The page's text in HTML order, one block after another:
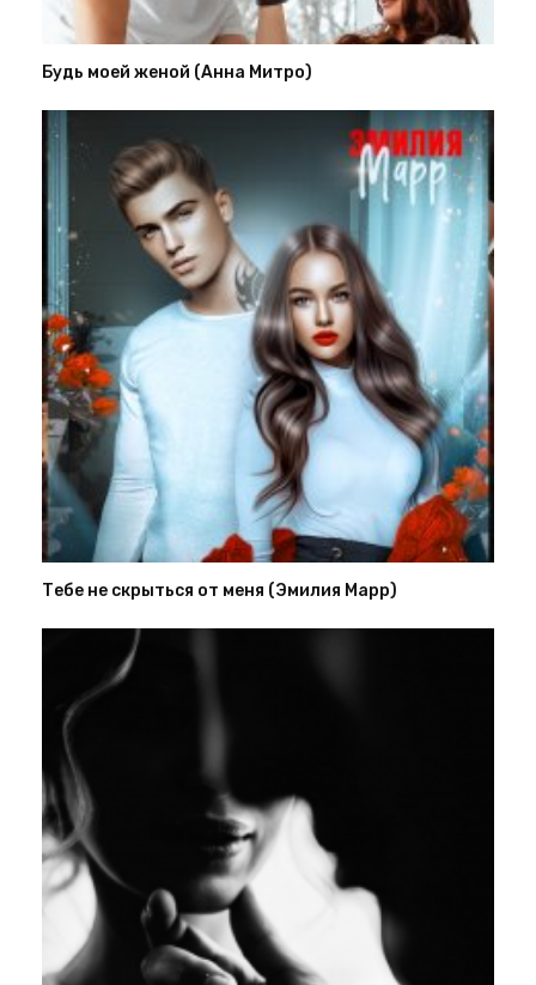
Будь моей женой (Анна Митро)
Тебе не скрыться от меня (Эмилия Марр)